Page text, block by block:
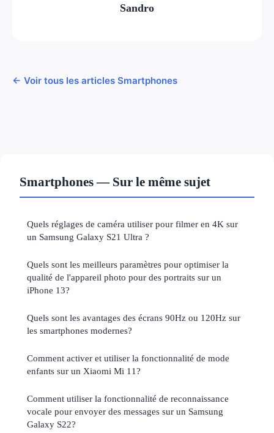
Sandro
← Voir tous les articles Smartphones
Smartphones — Sur le même sujet
Quels réglages de caméra utiliser pour filmer en 4K sur
un Samsung Galaxy S21 Ultra ?
Quels sont les meilleurs paramètres pour optimiser la
qualité de l'appareil photo pour des portraits sur un
iPhone 13?
Quels sont les avantages des écrans 90Hz ou 120Hz sur
les smartphones modernes?
Comment activer et utiliser la fonctionnalité de mode
enfants sur un Xiaomi Mi 11?
Comment utiliser la fonctionnalité de reconnaissance
vocale pour envoyer des messages sur un Samsung
Galaxy S22?